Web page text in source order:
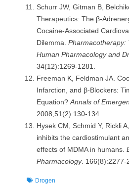
Schurr JW, Gitman B,
Therapeutics: The β-
Cocaine-Associated
Dilemma. Pharmacotherapy:
Human Pharmacology and
34(12):1269-1281.
Freeman K, Feldman JA.
Infarction, and β-Blockers:
Equation?Annals of
2008;51(2):130-134.
Hysek CM, Schmid Y, Rickli
inhibits the cardiostimulant
effects of MDMA in humans.
Pharmacology. 166(8):2277-
Schlagworte
Drogen